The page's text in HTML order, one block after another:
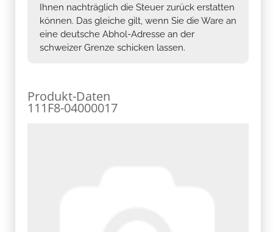
Ihnen nachträglich die Steuer zurück erstatten
können. Das gleiche gilt, wenn Sie die Ware an
eine deutsche Abhol-Adresse an der
schweizer Grenze schicken lassen.
Produkt-Daten
111F8-04000017